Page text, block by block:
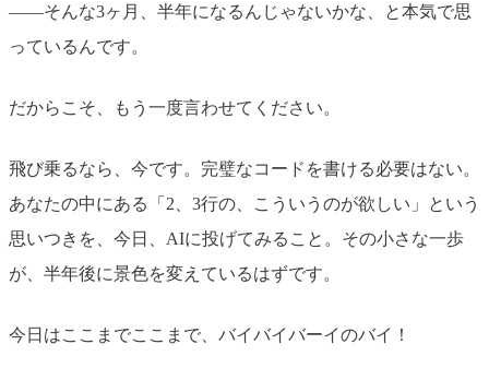
——そんな3ヶ月、半年になるんじゃないかな、と本気で思
っているんです。
だからこそ、もう一度言わせてください。
飛び乗るなら、今です。完璧なコードを書ける必要はない。
あなたの中にある「2、3行の、こういうのが欲しい」という
思いつきを、今日、AIに投げてみること。その小さな一歩
が、半年後に景色を変えているはずです。
今日はここまでここまで、バイバイバーイのバイ！